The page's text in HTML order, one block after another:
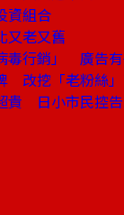
資組合
又老又舊
毒行銷」 廣告
改挖「老粉絲
貴 日小市民控